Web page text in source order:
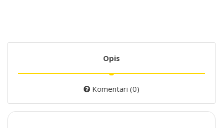
Opis
Komentari (0)